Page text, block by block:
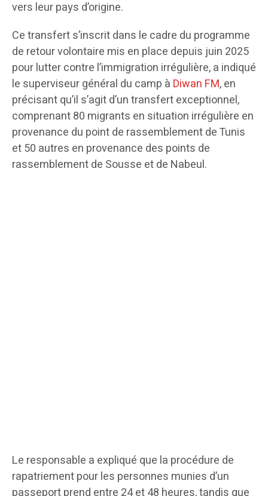
vers leur pays d’origine.
Ce transfert s’inscrit dans le cadre du programme
de retour volontaire mis en place depuis juin 2025
pour lutter contre l’immigration irrégulière, a indiqué
le superviseur général du camp à Diwan FM, en
précisant qu’il s’agit d’un transfert exceptionnel,
comprenant 80 migrants en situation irrégulière en
provenance du point de rassemblement de Tunis
et 50 autres en provenance des points de
rassemblement de Sousse et de Nabeul.
Le responsable a expliqué que la procédure de
rapatriement pour les personnes munies d’un